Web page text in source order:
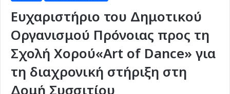
Ευχαριστήριο του Δημοτικού
Οργανισμού Πρόνοιας προς τη
Σχολή Χορού«Art of Dance» για
τη διαχρονική στήριξη στη
Δομή Συσσιτίου